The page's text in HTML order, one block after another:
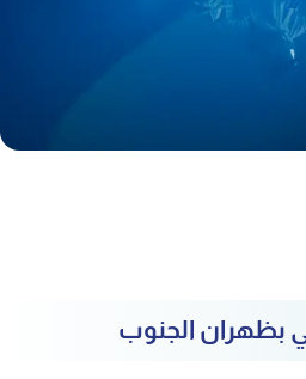
بظهران الجنوب